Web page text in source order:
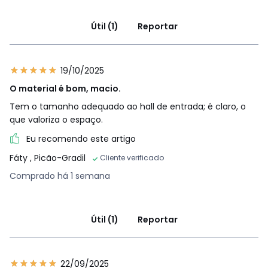
Útil (1) Reportar
19/10/2025
O material é bom, macio.
Tem o tamanho adequado ao hall de entrada; é claro, o
que valoriza o espaço.
Eu recomendo este artigo
Fáty , Picão-Gradil Cliente verificado
Comprado há 1 semana
Útil (1) Reportar
22/09/2025